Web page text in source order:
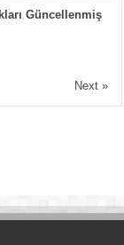
Güncellenmiş
Next »